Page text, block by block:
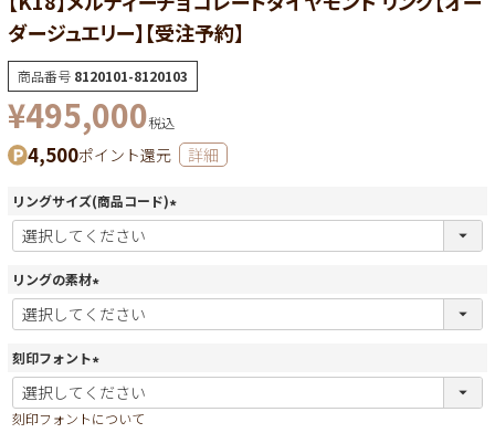
ダージュエリー】【受注予約】
商品番号 8120101-8120103
¥495,000税込
4,500ポイント還元 詳細
リングサイズ(商品コード)
(
リングの素材
(
必
)
刻印フォント
(
必
須
刻印フォントについて